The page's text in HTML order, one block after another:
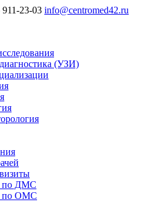
23-03 info@centromed42.ru
диагностика (УЗИ)
по ДМС
по ОМС